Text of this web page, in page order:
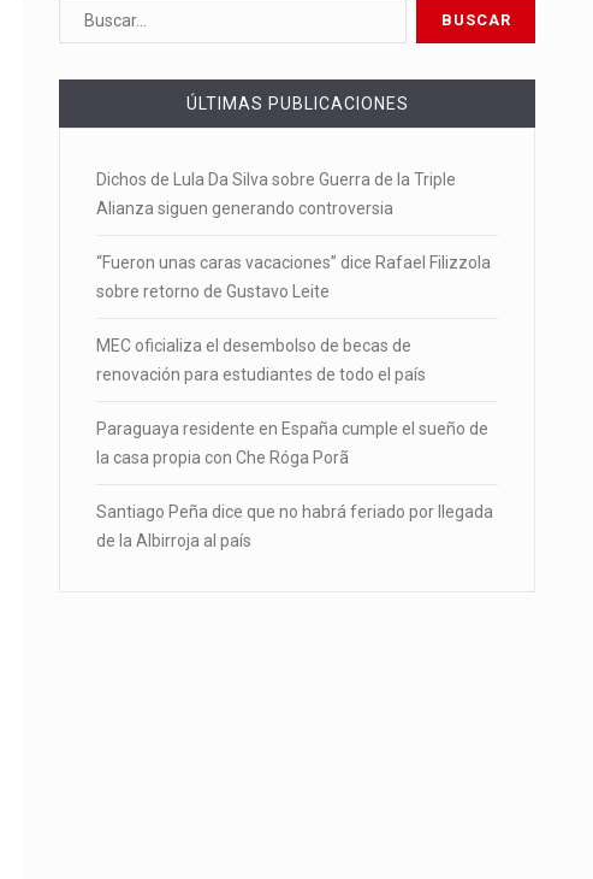
ÚLTIMAS PUBLICACIONES
Dichos de Lula Da Silva sobre Guerra de la Triple
Alianza siguen generando controversia
“Fueron unas caras vacaciones” dice Rafael Filizzola
sobre retorno de Gustavo Leite
MEC oficializa el desembolso de becas de
renovación para estudiantes de todo el país
Paraguaya residente en España cumple el sueño de
la casa propia con Che Róga Porã
Santiago Peña dice que no habrá feriado por llegada
de la Albirroja al país